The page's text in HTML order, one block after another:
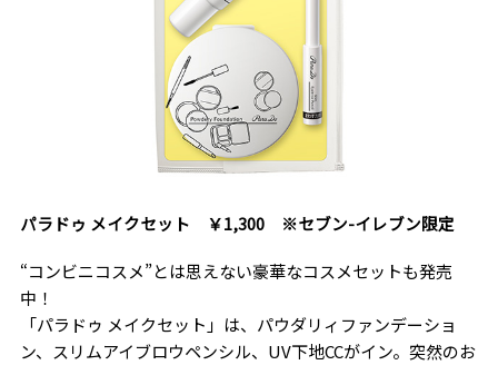
パラドゥ メイクセット ￥1,300 ※セブン-イレブン限定
“コンビニコスメ”とは思えない豪華なコスメセットも発売
中！
「パラドゥ メイクセット」は、パウダリィファンデーショ
ン、スリムアイブロウペンシル、UV下地CCがイン。突然のお